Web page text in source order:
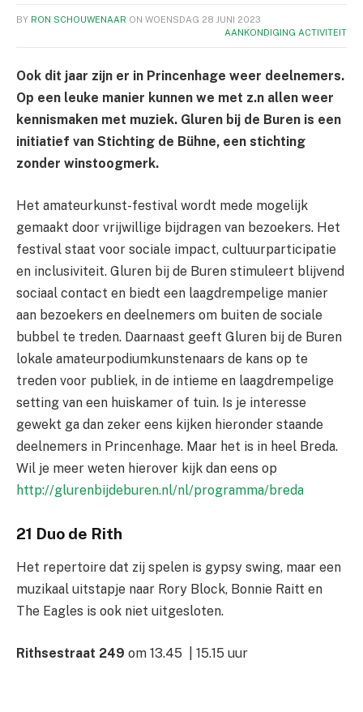
BY RON SCHOUWENAAR ON WOENSDAG 28 JUNI 2023
AANKONDIGING ACTIVITEIT
Ook dit jaar zijn er in Princenhage weer deelnemers.
Op een leuke manier kunnen we met z.n allen weer
kennismaken met muziek. Gluren bij de Buren is een
initiatief van Stichting de Bühne, een stichting
zonder winstoogmerk.
Het amateurkunst-festival wordt mede mogelijk
gemaakt door vrijwillige bijdragen van bezoekers. Het
festival staat voor sociale impact, cultuurparticipatie
en inclusiviteit. Gluren bij de Buren stimuleert blijvend
sociaal contact en biedt een laagdrempelige manier
aan bezoekers en deelnemers om buiten de sociale
bubbel te treden. Daarnaast geeft Gluren bij de Buren
lokale amateurpodiumkunstenaars de kans op te
treden voor publiek, in de intieme en laagdrempelige
setting van een huiskamer of tuin. Is je interesse
gewekt ga dan zeker eens kijken hieronder staande
deelnemers in Princenhage. Maar het is in heel Breda.
Wil je meer weten hierover kijk dan eens op
http://glurenbijdeburen.nl/nl/programma/breda
21 Duo de Rith
Het repertoire dat zij spelen is gypsy swing, maar een
muzikaal uitstapje naar Rory Block, Bonnie Raitt en
The Eagles is ook niet uitgesloten.
Rithsestraat 249 om 13.45 | 15.15 uur